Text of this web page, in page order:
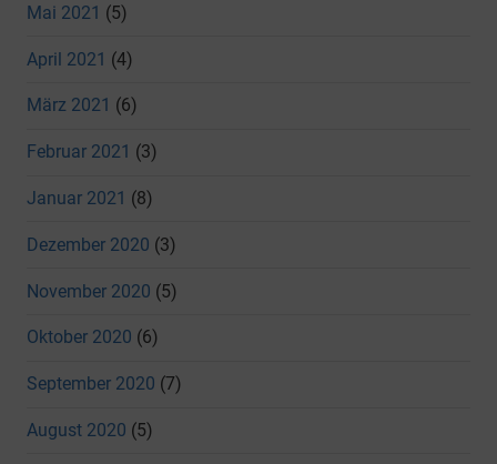
Mai 2021 (5)
April 2021 (4)
März 2021 (6)
Februar 2021 (3)
Januar 2021 (8)
Dezember 2020 (3)
November 2020 (5)
Oktober 2020 (6)
September 2020 (7)
August 2020 (5)